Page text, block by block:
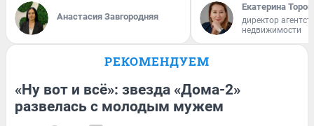
Анастасия Завгородняя
Екатерина
директор
недвижимости
РЕКОМЕНДУЕМ
«Ну вот и всё»: звезда «Дома-2»
развелась с молодым мужем